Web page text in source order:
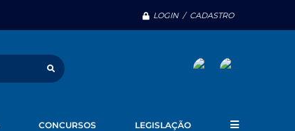
LOGIN / CADASTRO
CONCURSOS LEGISLAÇÃO